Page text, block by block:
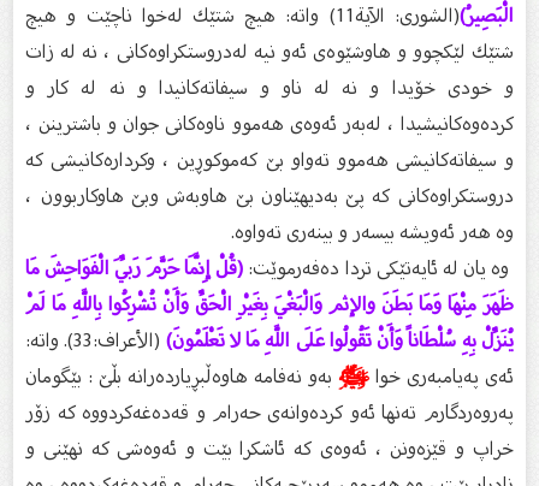
الْبَصِيرُ)
(الشورى: الآية11) واتە: هیچ شتێك لەخوا ناچێت و هیچ
شتێك لێكچوو و هاوشێوەى ئەو نیە لەدروستكراوەكانى ، نە لە زات
و خودى خۆیدا و نە لە ناو و سیفاتەكانیدا و نە لە كار و
كردەوەكانیشیدا ، لەبەر ئەوەى هەموو ناوەكانى جوان و باشترینن ،
و سیفاتەكانیشى هەموو تەواو بێ كەموكوڕین ، وكردارەكانیشى كە
دروستكراوەكانى كە پێ بەدیهێناون بێ هاوبەش وبێ هاوكاربوون ،
وە هەر ئەویشە بیسەر و بینەرى تەواوە.
وە یان لە ئایەتێكى تردا دەفەرموێت:(قُلْ إِنَّمَا حَرَّمَ رَبِّيَ الْفَوَاحِشَ مَا
ظَهَرَ مِنْهَا وَمَا بَطَنَ والإثم وَالْبَغْيَ بِغَيْرِ الْحَقِّ وَأَنْ تُشْرِكُوا بِاللَّهِ مَا لَمْ
يُنَزِّلْ بِهِ سُلْطَاناً وَأَنْ تَقُولُوا عَلَى اللَّهِ مَا لا تَعْلَمُونَ)
(الأعراف:33). واتە:
ئەى پەیامبەرى خواﷺبەو نەفامە هاوەڵبڕیاردەرانە بڵێ : بێگومان
پەروەردگارم تەنها ئەو كردەوانەى حەرام و قەدەغەكردووە كە زۆر
خراپ و قێزەونن ، ئەوەى كە ئاشكرا بێت و ئەوەشى كە نهێنى و